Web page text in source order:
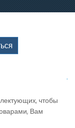
чтобы
Вам